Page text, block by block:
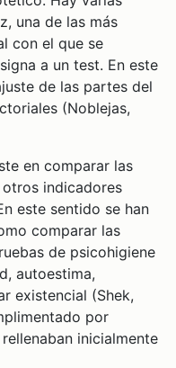
una de las más
con el que se
a un test. En este
de las partes del
(Noblejas,
en comparar las
indicadores
este sentido se han
comparar las
de psicohigiene
autoestima,
existencial (Shek,
por
inicialmente